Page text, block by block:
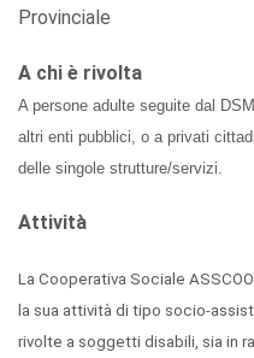
Provinciale
A chi è rivolta
A persone adulte seguite dal
altri enti pubblici, o a privati
delle singole strutture/servizi.
Attività
La Cooperativa Sociale
la sua attività di tipo socio-
rivolte a soggetti disabili, sia in